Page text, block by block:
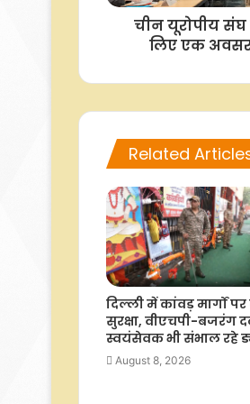
चीन यूरोपीय
लिए एक अवसर
Related
दिल्ली में कांवड़ मार्गों
सुरक्षा, वीएचपी-बजरंग
स्वयंसेवक भी संभाल रहे
August 8, 2026